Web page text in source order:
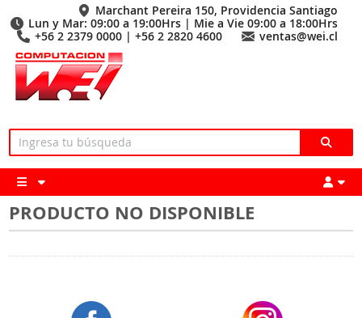
Marchant Pereira 150, Providencia Santiago
Lun y Mar: 09:00 a 19:00Hrs | Mie a Vie 09:00 a 18:00Hrs
+56 2 2379 0000 | +56 2 2820 4600
ventas@wei.cl
PRODUCTO NO DISPONIBLE